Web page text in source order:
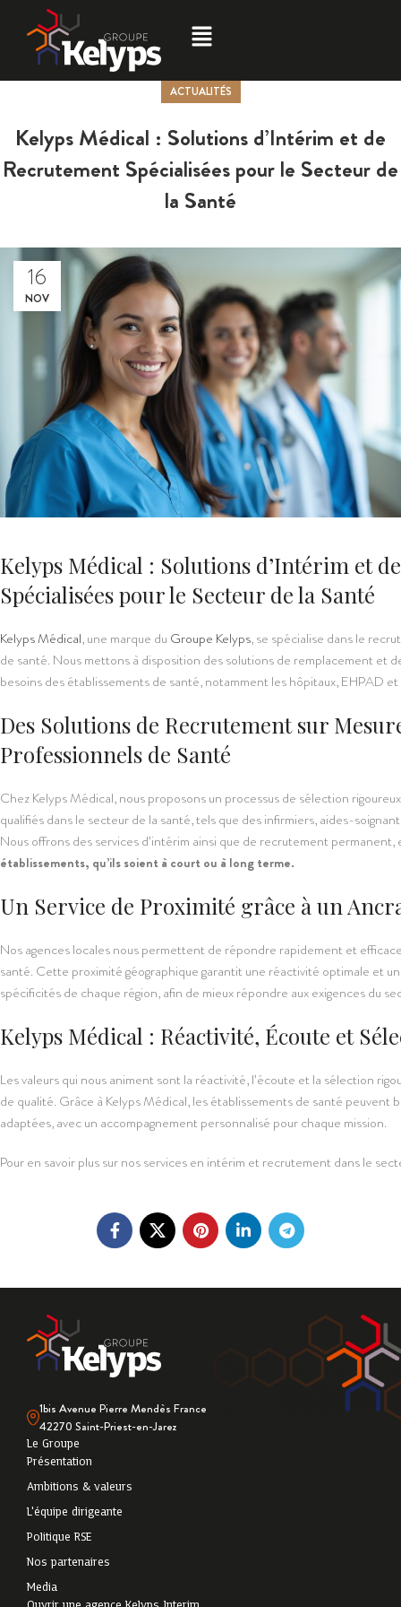
ACTUALITÉS
Kelyps Médical : Solutions d’Intérim et de
Recrutement Spécialisées pour le Secteur de
la Santé
16
NOV
Kelyps Médical : Solutions d’Intérim et
Spécialisées pour le Secteur de la Santé
Kelyps Médical, une marque du Groupe Kelyps, se spécialise dans le
de santé. Nous mettons à disposition des solutions de remplacement et
besoins des établissements de santé, notamment les hôpitaux, EHPAD
Des Solutions de Recrutement sur
Professionnels de Santé
Chez Kelyps Médical, nous proposons un processus de sélection
qualifiés dans le secteur de la santé, tels que des infirmiers, aides-
Nous offrons des services d’intérim ainsi que de recrutement
établissements, qu’ils soient à court ou à long terme.
Un Service de Proximité grâce à un
Nos agences locales nous permettent de répondre rapidement et
santé. Cette proximité géographique garantit une réactivité optimale et
spécificités de chaque région, afin de mieux répondre aux exigences du
Kelyps Médical : Réactivité, Écoute et
Les valeurs qui nous animent sont la réactivité, l’écoute et la sélection
de qualité. Grâce à Kelyps Médical, les établissements de santé
adaptées, avec un accompagnement personnalisé pour chaque mission.
Pour en savoir plus sur nos services en intérim et recrutement dans le
1bis Avenue Pierre Mendès France
42270 Saint-Priest-en-Jarez
Le Groupe
Présentation
Ambitions & valeurs
L'équipe dirigeante
Politique RSE
Nos partenaires
Media